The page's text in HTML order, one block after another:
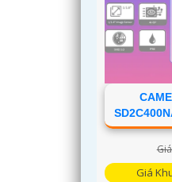
Giá